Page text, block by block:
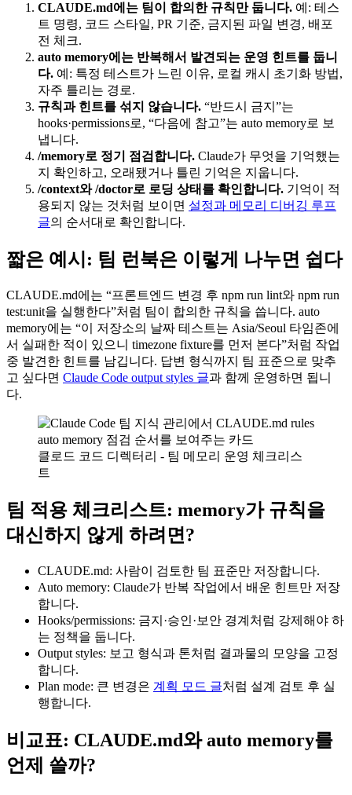
CLAUDE.md에는 팀이 합의한 규칙만 둡니다. 예: 테스
트 명령, 코드 스타일, PR 기준, 금지된 파일 변경, 배포
전 체크.
auto memory에는 반복해서 발견되는 운영 힌트를 둡니
다. 예: 특정 테스트가 느린 이유, 로컬 캐시 초기화 방법,
자주 틀리는 경로.
규칙과 힌트를 섞지 않습니다. “반드시 금지”는
hooks·permissions로, “다음에 참고”는 auto memory로 보
냅니다.
/memory로 정기 점검합니다. Claude가 무엇을 기억했는
지 확인하고, 오래됐거나 틀린 기억은 지웁니다.
/context와 /doctor로 로딩 상태를 확인합니다. 기억이 적
용되지 않는 것처럼 보이면 설정과 메모리 디버깅 루프
글의 순서대로 확인합니다.
짧은 예시: 팀 런북은 이렇게 나누면 쉽다
CLAUDE.md에는 “프론트엔드 변경 후 npm run lint와 npm run
test:unit을 실행한다”처럼 팀이 합의한 규칙을 씁니다. auto
memory에는 “이 저장소의 날짜 테스트는 Asia/Seoul 타임존에
서 실패한 적이 있으니 timezone fixture를 먼저 본다”처럼 작업
중 발견한 힌트를 남깁니다. 답변 형식까지 팀 표준으로 맞추
고 싶다면 Claude Code output styles 글과 함께 운영하면 됩니
다.
클로드 코드 디렉터리 - 팀 메모리 운영 체크리스
트
팀 적용 체크리스트: memory가 규칙을
대신하지 않게 하려면?
CLAUDE.md: 사람이 검토한 팀 표준만 저장합니다.
Auto memory: Claude가 반복 작업에서 배운 힌트만 저장
합니다.
Hooks/permissions: 금지·승인·보안 경계처럼 강제해야 하
는 정책을 둡니다.
Output styles: 보고 형식과 톤처럼 결과물의 모양을 고정
합니다.
Plan mode: 큰 변경은 계획 모드 글처럼 설계 검토 후 실
행합니다.
비교표: CLAUDE.md와 auto memory를
언제 쓸까?